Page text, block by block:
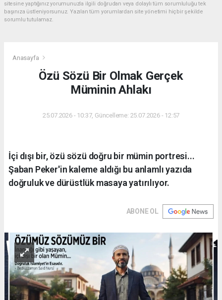
sitesine yaptığınız yorumunuzla ilgili doğrudan veya dolaylı tüm sorumluluğu tek
başınıza üstleniyorsunuz. Yazılan tüm yorumlardan site yönetimi hiçbir şekilde
sorumlu tutulamaz.
Anasayfa
Özü Sözü Bir Olmak Gerçek
Müminin Ahlakı
25.07.2026 - 10:37, Güncelleme: 25.07.2026 - 12:57
İçi dışı bir, özü sözü doğru bir mümin portresi...
Şaban Peker'in kaleme aldığı bu anlamlı yazıda
doğruluk ve dürüstlük masaya yatırılıyor.
ABONE OL